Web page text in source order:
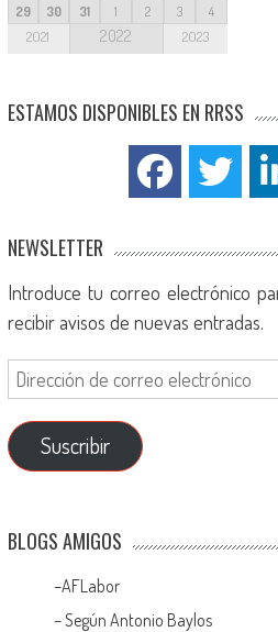
29
30 31 1 2 3 4
2021 2022 2023
ESTAMOS DISPONIBLES EN RRSS
NEWSLETTER
Introduce tu correo electrónico
recibir avisos de nuevas entradas.
Suscribir
BLOGS AMIGOS
–AFLabor
– Según Antonio Baylos